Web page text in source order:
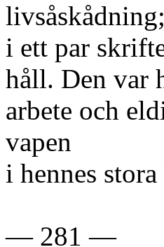
i ett par
håll. Den var
arbete och
vapen
i hennes
— 281 —